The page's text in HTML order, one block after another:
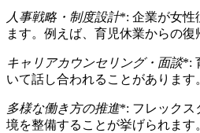
人事戦略・制度設計*: 企業が女性
ます。例えば、育児休業からの
キャリアカウンセリング・面談*:
いて話し合われることがありま
多様な働き方の推進*: フレックス
境を整備することが挙げられます